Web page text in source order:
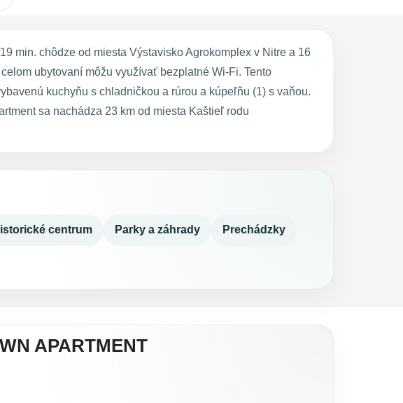
min. chôdze od miesta Výstavisko Agrokomplex v Nitre a 16
ubytovaní môžu využívať bezplatné Wi-Fi. Tento
kuchyňu s chladničkou a rúrou a kúpeľňu (1) s vaňou.
sa nachádza 23 km od miesta Kaštieľ rodu
centrum Parky a záhrady Prechádzky
APARTMENT